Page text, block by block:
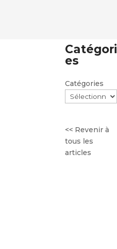
Catégori
es
Catégories
<< Revenir à
tous les
articles